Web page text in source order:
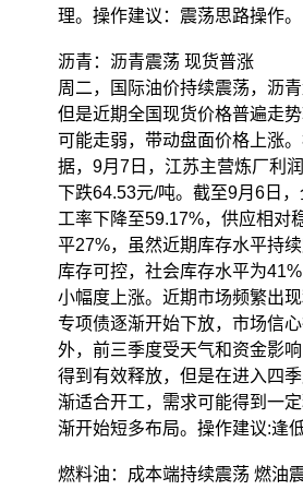
理。操作建议：震荡思路操作。
沥青：沥青震荡 现货普涨
周二，国际油价持续震荡，沥青
但是近期全国现货价格普遍走
可能走弱，带动盘面价格上涨
据，9月7日，江苏主营炼厂利
下跌64.53元/吨。截至9月6日
工率下降至59.17%，供应相对
平27%，虽然近期库存水平持
库存可控，社会库存水平为
小幅度上涨。近期市场频繁出
专项债逐渐开始下放，市场信
外，前三季度受天气和资金影
得到有效释放，但是在进入四
渐适合开工，需求可能得到一
渐开始短多布局。操作建议:逢
燃料油：成本端持续震荡 燃油